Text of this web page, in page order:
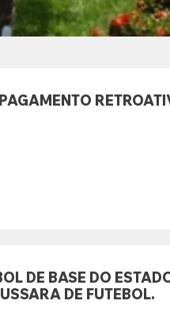
DE BASE DO
DE FUTEBOL.